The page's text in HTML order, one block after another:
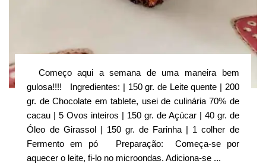
Começo aqui a semana de uma maneira bem
gulosa!!!! Ingredientes: | 150 gr. de Leite quente | 200
gr. de Chocolate em tablete, usei de culinária 70% de
cacau | 5 Ovos inteiros | 150 gr. de Açúcar | 40 gr. de
Óleo de Girassol | 150 gr. de Farinha | 1 colher de
Fermento em pó Preparação: Começa-se por
aquecer o leite, fi-lo no microondas. Adiciona-se ...